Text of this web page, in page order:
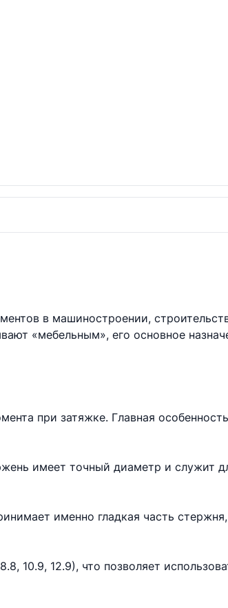
в машиностроении,
«мебельным», его основное
при затяжке. Главная
имеет точный диаметр и служит
именно гладкая часть
10.9, 12.9), что позволяет